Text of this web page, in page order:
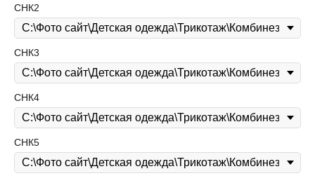
СНК2
СНК3
СНК4
СНК5